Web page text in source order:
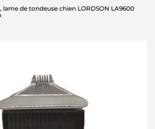
lame de tondeuse chien LORDSON LA9600